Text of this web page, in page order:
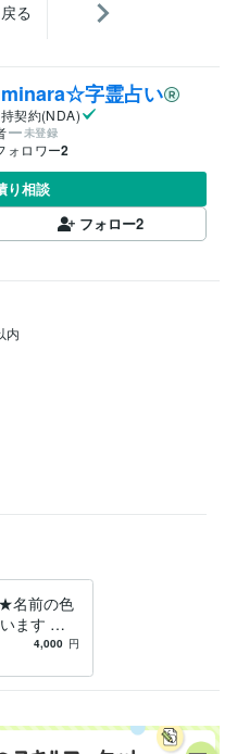
る
字霊占い
契約(NDA)
未登録
ォロワー2
り相談
フォロー2
内
名前の色
ます 名
性・運
4,000 円